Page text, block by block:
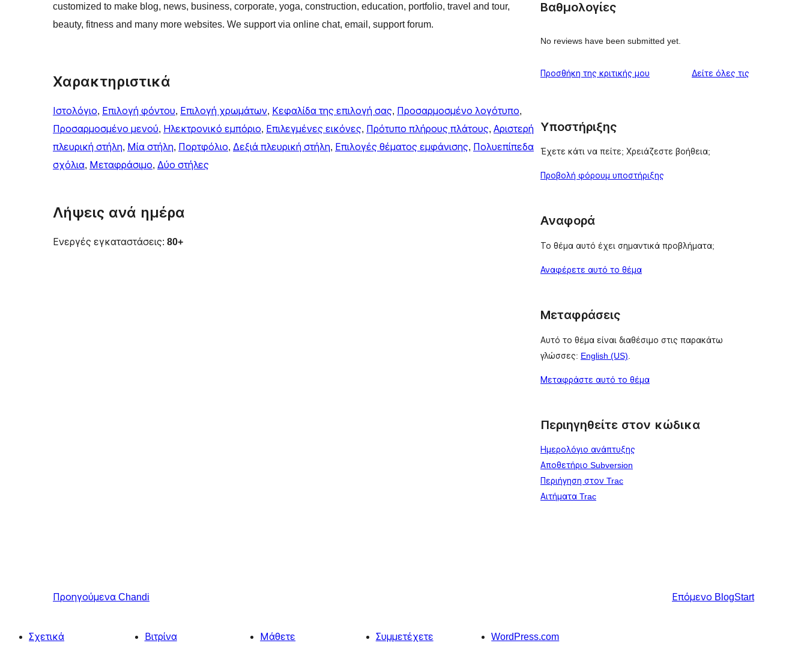
customized to make blog, news, business, corporate, yoga, construction, education, portfolio, travel and tour,
beauty, fitness and many more websites. We support via online chat, email, support forum.
Χαρακτηριστικά
Ιστολόγιο, Επιλογή φόντου, Επιλογή χρωμάτων, Κεφαλίδα της επιλογή σας, Προσαρμοσμένο λογότυπο
Προσαρμοσμένο μενού, Ηλεκτρονικό εμπόριο, Επιλεγμένες εικόνες, Πρότυπο πλήρους πλάτους, Αριστερή
πλευρική στήλη, Μία στήλη, Πορτφόλιο, Δεξιά πλευρική στήλη, Επιλογές θέματος εμφάνισης, Πολυεπίπεδα
σχόλια, Μεταφράσιμο, Δύο στήλες
Λήψεις ανά ημέρα
Ενεργές εγκαταστάσεις: 80+
Βαθμολογίες
No reviews have been submitted yet.
Προσθήκη της κριτικής μου Δείτε όλες τις
Υποστήριξης
Έχετε κάτι να πείτε; Χρειάζεστε βοήθεια;
Προβολή φόρουμ υποστήριξης
Αναφορά
Το θέμα αυτό έχει σημαντικά προβλήματα;
Αναφέρετε αυτό το θέμα
Μεταφράσεις
Αυτό το θέμα είναι διαθέσιμο στις παρακάτω
γλώσσες: English (US)
Μεταφράστε αυτό το θέμα
Περιηγηθείτε στον κώδικα
Ημερολόγιο ανάπτυξης
Αποθετήριο Subversion
Περιήγηση στον Trac
Αιτήματα Trac
Προηγούμενα Chandi Επόμενο BlogStart
Σχετικά Βιτρίνα Μάθετε Συμμετέχετε WordPress.com